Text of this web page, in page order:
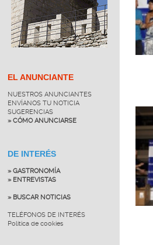
EL ANUNCIANTE
NUESTROS ANUNCIANTES
ENVÍANOS TU NOTICIA
SUGERENCIAS
» CÓMO ANUNCIARSE
DE INTERÉS
» GASTRONOMÍA
» ENTREVISTAS
» BUSCAR NOTICIAS
TELÉFONOS DE INTERÉS
Política de cookies